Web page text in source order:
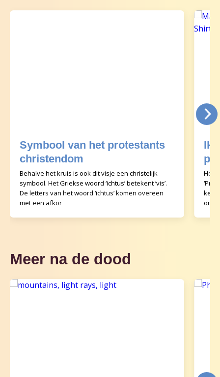
Symbool van het protestants
christendom
Behalve het kruis is ook dit visje een christelijk
symbool. Het Griekse woord ‘ichtus’ betekent ‘vis’.
De letters van het woord ‘ichtus’ komen overeen
met een afkor
Ik
Het
Meer na de dood